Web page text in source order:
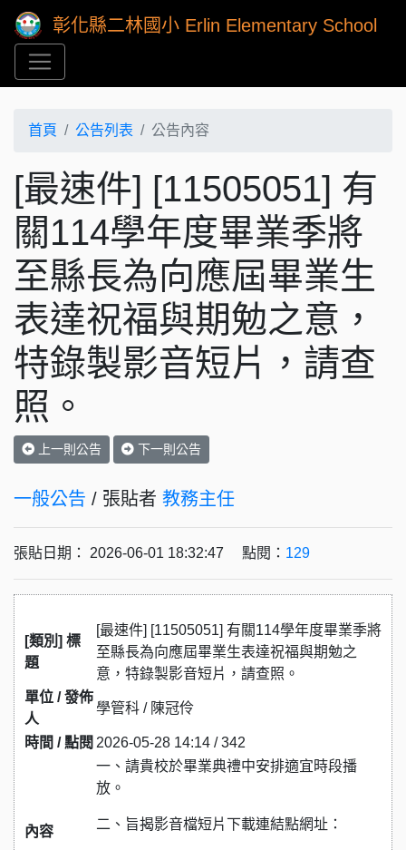
彰化縣二林國小 Erlin Elementary School
首頁 公告列表 公告內容
[最速件] [11505051] 有
關114學年度畢業季將
至縣長為向應屆畢業生
表達祝福與期勉之意，
特錄製影音短片，請查
照。
上一則公告 下一則公告
一般公告 / 張貼者 教務主任
張貼日期： 2026-06-01 18:32:47 點閱： 129
[類別] 標
題
[最速件] [11505051] 有關114學年度畢業季將
至縣長為向應屆畢業生表達祝福與期勉之
意，特錄製影音短片，請查照。
單位 / 發佈
人
學管科 / 陳冠伶
時間 / 點閱 2026-05-28 14:14 / 342
內容
一、請貴校於畢業典禮中安排適宜時段播
放。
二、旨揭影音檔短片下載連結點網址：